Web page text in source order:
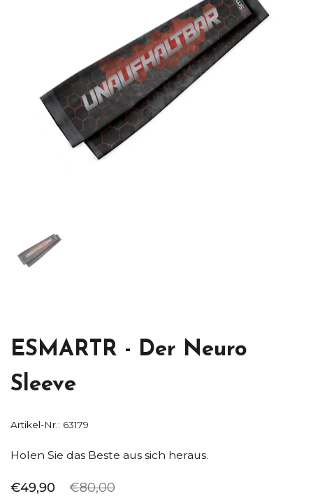
ESMARTR - Der Neuro
Sleeve
Artikel-Nr.: 63179
Holen Sie das Beste aus sich heraus.
Regulärer Preis
€49,90 Sale-Preis
€80,00